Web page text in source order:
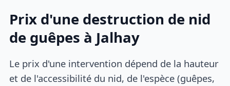
Prix d'une destruction de nid
de guêpes à Jalhay
Le prix d'une intervention dépend de la hauteur
et de l'accessibilité du nid, de l'espèce (guêpes,